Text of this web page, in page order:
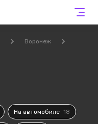
Воронеж
На автомобиле 18